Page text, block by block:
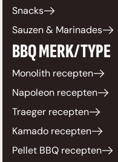
Snacks
Sauzen & Marinades
BBQ MERK/TYPE
Monolith recepten
Napoleon recepten
Traeger recepten
Kamado recepten
Pellet BBQ recepten